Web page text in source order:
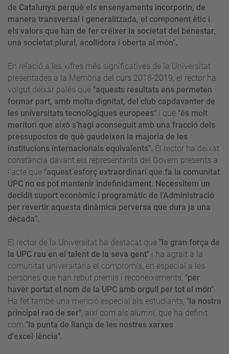
de Catalunya perquè els ensenyaments incorporin, de
manera transversal i generalitzada, el component ètic i
els valors que han de fer créixer la societat del benestar,
una societat plural, acollidora i oberta al món".
En relació a les xifres més significatives de la Universitat
presentades a la Memòria del curs 2018-2019, el rector ha
volgut deixar palès que "aquests resultats ens permeten
formar part, amb molta dignitat, del club capdavanter de
les universitats tecnològiques europees" i que "és molt
meritori que això s’hagi aconseguit amb una fracció dels
pressupostos de què gaudeixen la majoria de les
institucions internacionals equivalents". El rector ha deixat
constància davant els representants del Govern presents a
l'acte que "aquest esforç extraordinari que fa la comunitat
UPC no es pot mantenir indefinidament. Necessitem un
decidit suport econòmic i programàtic de l’Administració
per revertir aquesta dinàmica perversa que dura ja una
dècada".
El rector de la Universitat ha destacat que "la gran força de
la UPC rau en el talent de la seva gent" i ha agraït a la
comunitat universitària el compromís, en especial a les
persones que han rebut premis i reconeixements, "per
haver portat el nom de la UPC amb orgull per tot el món"
Ha fet també una menció especial als estudiants, "la nostra
principal raó de ser" , així com als alumni , que ha definit
com "la punta de llança de les nostres xarxes
d'excel·lència".